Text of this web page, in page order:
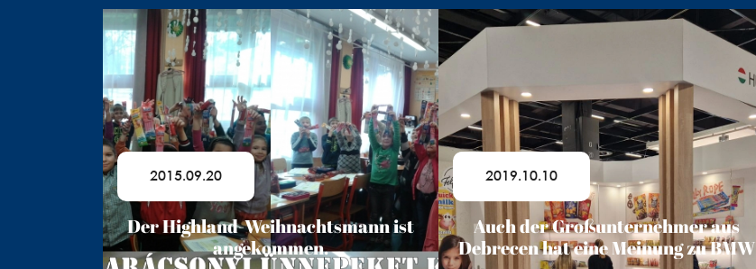
2015.09.20
Der Highland-Weihnachtsmann ist
angekommen.
2019.10.10
Auch der Großunternehmer aus
Debrecen hat eine Meinung zu BMW